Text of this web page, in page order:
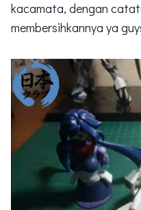
kacamata, dengan
membersihkannya ya